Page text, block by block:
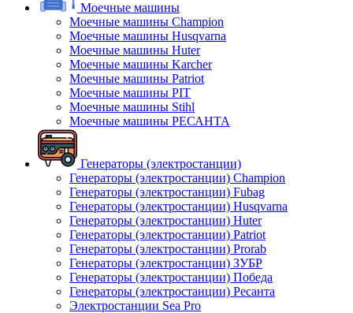
Моечные машины
Моечные машины Champion
Моечные машины Husqvarna
Моечные машины Huter
Моечные машины Karcher
Моечные машины Patriot
Моечные машины PIT
Моечные машины Stihl
Моечные машины РЕСАНТА
Генераторы (электростанции)
Генераторы (электростанции) Champion
Генераторы (электростанции) Fubag
Генераторы (электростанции) Husqvarna
Генераторы (электростанции) Huter
Генераторы (электростанции) Patriot
Генераторы (электростанции) Prorab
Генераторы (электростанции) ЗУБР
Генераторы (электростанции) Победа
Генераторы (электростанции) Ресанта
Электростанции Sea Pro